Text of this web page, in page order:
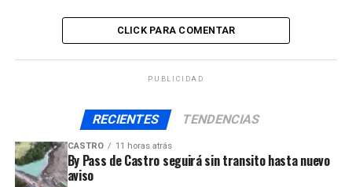
información transmitida y es responsable, no sólo ante
quienes controlan los medios, sino principalmente ante
también entendemos que es deber de las autoridades de
gobierno brindar un “buen trato” a quienes desempeñan
la labor periodística.
Es así, como junto con rechazar el “mal trato” dado
hacia la prensa, hemos solicitado por escrito al
CLICK PARA COMENTAR
PUBLICIDAD
RECIENTES TENDENCIAS
CASTRO 11 horas atrás
By Pass de Castro seguirá sin transito hasta nuevo
aviso